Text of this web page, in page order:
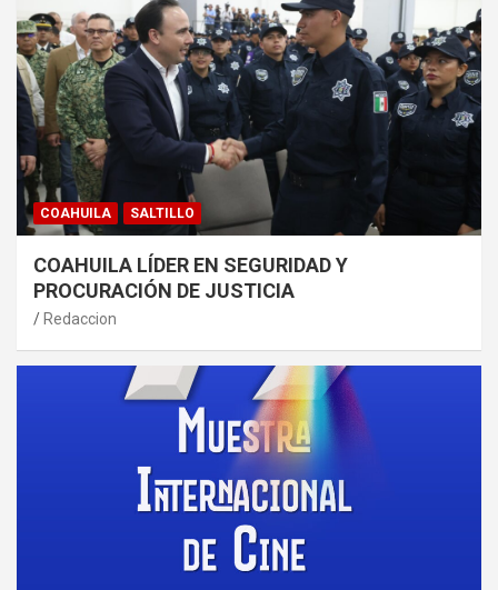
COAHUILA SALTILLO
COAHUILA LÍDER EN SEGURIDAD Y
PROCURACIÓN DE JUSTICIA
Redaccion